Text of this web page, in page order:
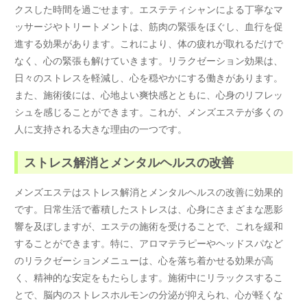
クスした時間を過ごせます。エステティシャンによる丁寧なマ
ッサージやトリートメントは、筋肉の緊張をほぐし、血行を促
進する効果があります。これにより、体の疲れが取れるだけで
なく、心の緊張も解けていきます。リラクゼーション効果は、
日々のストレスを軽減し、心を穏やかにする働きがあります。
また、施術後には、心地よい爽快感とともに、心身のリフレッ
シュを感じることができます。これが、メンズエステが多くの
人に支持される大きな理由の一つです。
ストレス解消とメンタルヘルスの改善
メンズエステはストレス解消とメンタルヘルスの改善に効果的
です。日常生活で蓄積したストレスは、心身にさまざまな悪影
響を及ぼしますが、エステの施術を受けることで、これを緩和
することができます。特に、アロマテラピーやヘッドスパなど
のリラクゼーションメニューは、心を落ち着かせる効果が高
く、精神的な安定をもたらします。施術中にリラックスするこ
とで、脳内のストレスホルモンの分泌が抑えられ、心が軽くな